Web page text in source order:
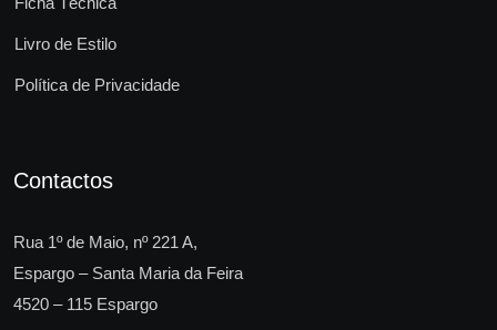
Livro de Estilo
Política de Privacidade
Contactos
Rua 1º de Maio, nº 221 A,
Espargo – Santa Maria da Feira
4520 – 115 Espargo